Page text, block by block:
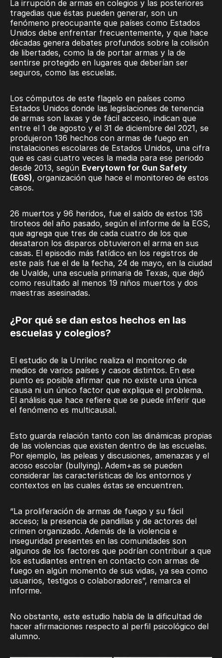
La irrupción de armas en colegios y las posteriores
tragedias que éstas pueden generar, son un
fenómeno preocupante que países como Estados
Unidos debe enfrentar frecuentemente, y que hace
décadas genera debates profundos sobre la colisión
de libertades, como la de portar armas y la de
sentirse protegido en lugares que deberían ser
seguros, como las escuelas.
Los cómputos de este flagelo en países como
Estados Unidos donde las legislaciones de tenencia
de armas son laxas y de fácil acceso, indican que
entre el 1 de agosto y el 31 de diciembre del 2021, se
produjeron 136 hechos con armas de fuego en
instalaciones escolares de Estados Unidos, una cifra
que es casi cuatro veces la media para ese periodo
desde 2013, según Everytown for Gun Safety
(EGS), organización que hace el monitoreo de estos
casos.
26 muertos y 96 heridos, fue el saldo de estos 136
tiroteos del año pasado, según el informe de la EGS,
que agrega que tres de cada cuatro de los que
desataron los disparos obtuvieron el arma en sus
casas. El episodio más fatídico en los registros de
este país fue el de la fecha, 24 de mayo, en la ciudad
de Uvalde, una escuela primaria de Texas, que dejó
como resultado al menos 19 niños muertos y dos
maestras asesinadas.
¿Por qué se dan estos hechos en las
escuelas y colegios?
El estudio de la Unrilec realiza el monitoreo de
medios de varios países y casos distintos. En ese
punto es posible afirmar que no existe una única
causa ni un único factor que explique el problema.
El análisis que hace refiere que se puede inferir que
el fenómeno es multicausal.
Esto guarda relación tanto con las dinámicas propias
de las violencias que existen dentro de las escuelas.
Por ejemplo, las peleas y discusiones, amenazas y el
acoso escolar (bullying). Adem+as se pueden
considerar las características de los entornos y
contextos en las cuales éstas se encuentren.
“La proliferación de armas de fuego y su fácil
acceso; la presencia de pandillas y de actores del
crimen organizado. Además de la violencia e
inseguridad presentes en las comunidades son
algunos de los factores que podrían contribuir a que
los estudiantes entren en contacto con armas de
fuego en algún momento de sus vidas, ya sea como
usuarios, testigos o colaboradores”, remarca el
informe.
No obstante, este estudio habla de la dificultad de
hacer afirmaciones respecto al perfil psicológico del
alumno.